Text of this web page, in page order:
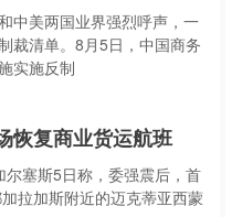
中美两国业界强烈呼声，一
裁清单。8月5日，中国商务
实施反制
恢复商业货运航班
尔塞斯5日称，委强震后，首
拉加斯附近的迈克蒂亚西蒙